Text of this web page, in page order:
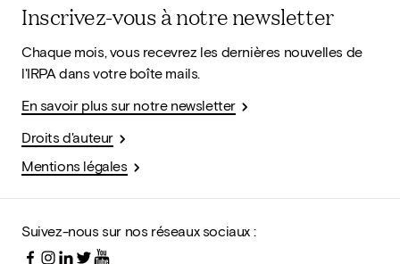
Inscrivez-vous à notre newsletter
Chaque mois, vous recevrez les dernières nouvelles de
l'IRPA dans votre boîte mails.
En savoir plus sur notre newsletter
Droits d'auteur
Mentions légales
Suivez-nous sur nos réseaux sociaux :